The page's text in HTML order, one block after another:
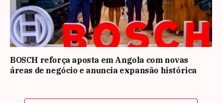
BOSCH reforça aposta em Angola com novas
áreas de negócio e anuncia expansão histórica